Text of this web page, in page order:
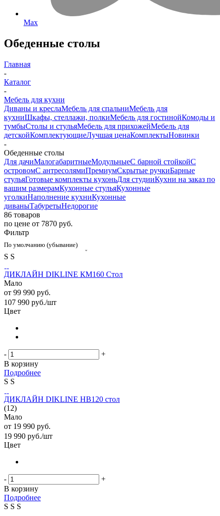
Max
Обеденные столы
Главная
-
Каталог
-
Мебель для кухни
Диваны и креслаМебель для спальниМебель для
кухниШкафы, стеллажи, полкиМебель для гостинойКомоды и
тумбыСтолы и стульяМебель для прихожейМебель для
детскойКомплектующиеЛучшая ценаКомплектыНовинки
-
Обеденные столы
Для дачиМалогабаритныеМодульныеС барной стойкойС
островомС антресолямиПремиумСкрытые ручкиБарные
стульяГотовые комплекты кухоньДля студииКухни на заказ по
вашим размерамКухонные стульяКухонные
уголкиНаполнение кухниКухонные
диваныТабуретыНедорогие
86 товаров
по цене от 7870 руб.
Фильтр
По умолчанию (убывание)
S S
ДИКЛАЙН DIKLINE КМ160 Стол
Мало
от 99 990 руб.
107 990 руб./шт
Цвет
-
+
В корзину
Подробнее
S S
ДИКЛАЙН DIKLINE НВ120 стол
(12)
Мало
от 19 990 руб.
19 990 руб./шт
Цвет
-
+
В корзину
Подробнее
S S S